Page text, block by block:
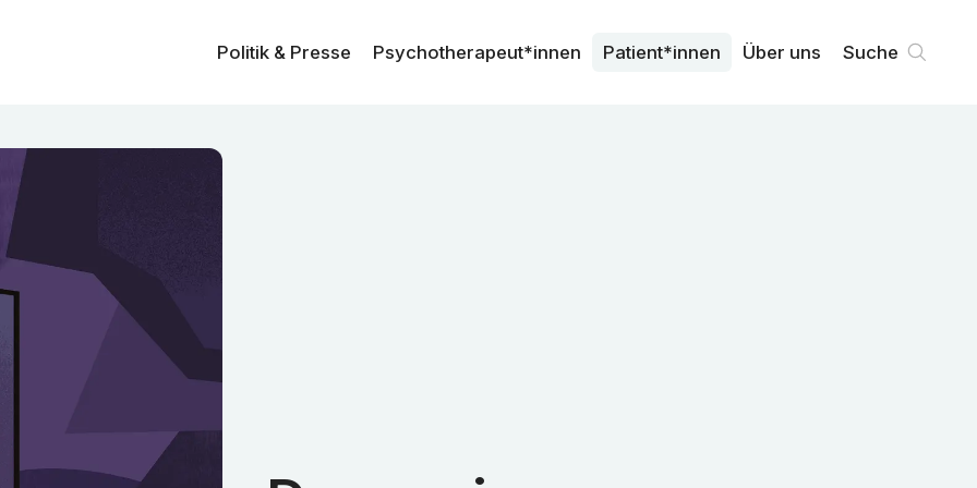
Politik & Presse
Psycho­therapeut*innen Patient*innen Über uns Suche